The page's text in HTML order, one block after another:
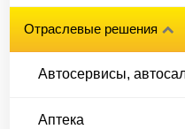
Отраслевые решения
Автосервисы,
Аптека